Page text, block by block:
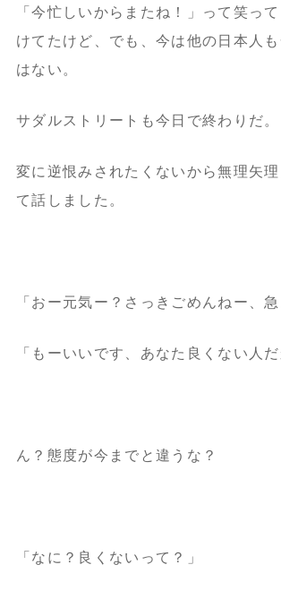
「今忙しいからまたね！」って笑っ
けてたけど、でも、今は他の日本人
はない。
サダルストリートも今日で終わりだ。
変に逆恨みされたくないから無理矢
て話しました。
「おー元気ー？さっきごめんねー、急
「もーいいです、あなた良くない人だ
ん？態度が今までと違うな？
「なに？良くないって？」